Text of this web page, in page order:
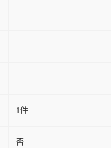
1件
否